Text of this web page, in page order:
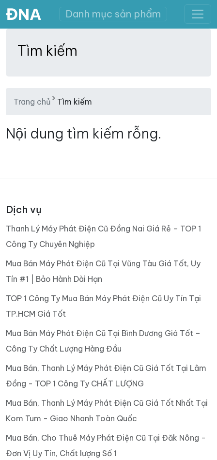
ĐNA Danh mục sản phẩm
Tìm kiếm
Trang chủ Tìm kiếm
Nội dung tìm kiếm rỗng.
Dịch vụ
Thanh Lý Máy Phát Điện Cũ Đồng Nai Giá Rẻ – TOP 1
Công Ty Chuyên Nghiệp
Mua Bán Máy Phát Điện Cũ Tại Vũng Tàu Giá Tốt, Uy
Tín #1 | Bảo Hành Dài Hạn
TOP 1 Công Ty Mua Bán Máy Phát Điện Cũ Uy Tín Tại
TP.HCM Giá Tốt
Mua Bán Máy Phát Điện Cũ Tại Bình Dương Giá Tốt –
Công Ty Chất Lượng Hàng Đầu
Mua Bán, Thanh Lý Máy Phát Điện Cũ Giá Tốt Tại Lâm
Đồng - TOP 1 Công Ty CHẤT LƯỢNG
Mua Bán, Thanh Lý Máy Phát Điện Cũ Giá Tốt Nhất Tại
Kom Tum - Giao Nhanh Toàn Quốc
Mua Bán, Cho Thuê Máy Phát Điện Cũ Tại Đăk Nông -
Đơn Vị Uy Tín, Chất lượng Số 1